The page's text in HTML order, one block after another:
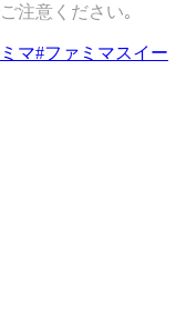
注意ください｡
マ#ファミマスイー